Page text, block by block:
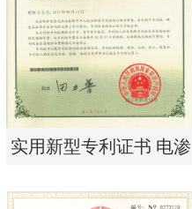
实用新型专利证书 电渗